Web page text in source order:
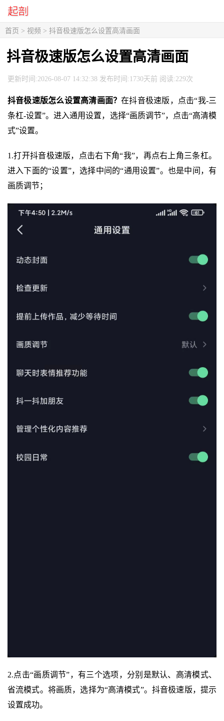
首页 > 视频 > 抖音极速版怎么设置高清画面
抖音极速版怎么设置高清画面
更新时间:2026-08-07 14:32:38 发布时间:1730天前 阅读:229次
抖音极速版怎么设置高清画面？在抖音极速版，点击“我-三
条杠-设置”。进入通用设置，选择“画质调节”，点击“高清模
式”设置。
1.打开抖音极速版，点击右下角“我”，再点右上角三条杠。
进入下面的“设置”，选择中间的“通用设置”。也是中间，有
画质调节；
2.点击“画质调节”，有三个选项，分别是默认、高清模式、
省流模式。将画质，选择为“高清模式”。抖音极速版，提示
设置成功。